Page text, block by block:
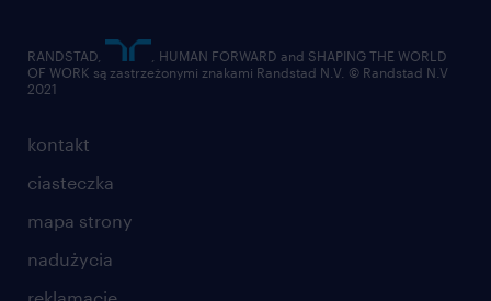
kontakt
ciasteczka
mapa strony
nadużycia
RANDSTAD,
, HUMAN FORWARD and SHAPING THE WORLD
OF WORK są zastrzeżonymi znakami Randstad N.V. © Randstad N.V
2021